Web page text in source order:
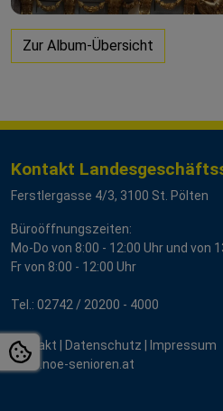
Zur Album-Übersicht
Kontakt
Ferstlergasse 4/3, 3100 St. Pölten
Büroöffnungszeiten:
Mo-Do von 8:00 - 12:00 Uhr und von
Fr von 8:00 - 12:00 Uhr
Tel.: 02742 / 20200 - 4000
Kontakt Datenschutz
Impressum
www.noe-senioren.at